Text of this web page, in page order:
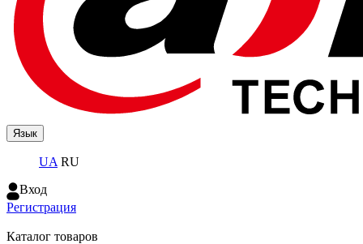
Язык
UA RU
Вход
Регистрация
Каталог товаров